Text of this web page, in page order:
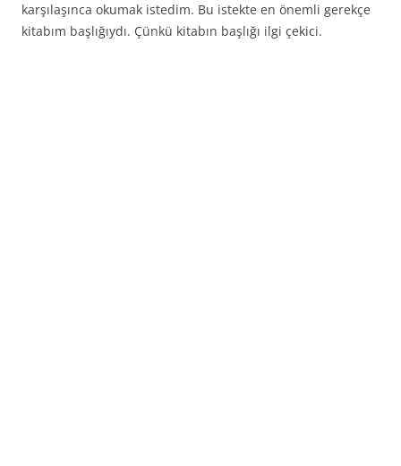
karşılaşınca okumak istedim. Bu istekte en önemli gerekçe
kitabım başlığıydı. Çünkü kitabın başlığı ilgi çekici.